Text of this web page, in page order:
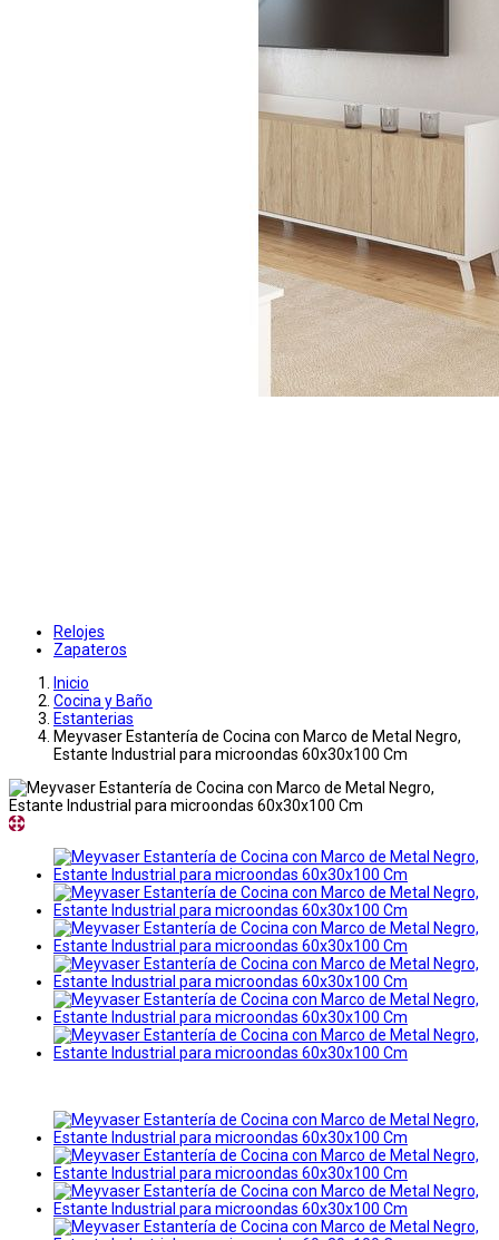
Relojes
Zapateros
Inicio
Cocina y Baño
Estanterias
Meyvaser Estantería de Cocina con Marco de Metal Negro,
Estante Industrial para microondas 60x30x100 Cm